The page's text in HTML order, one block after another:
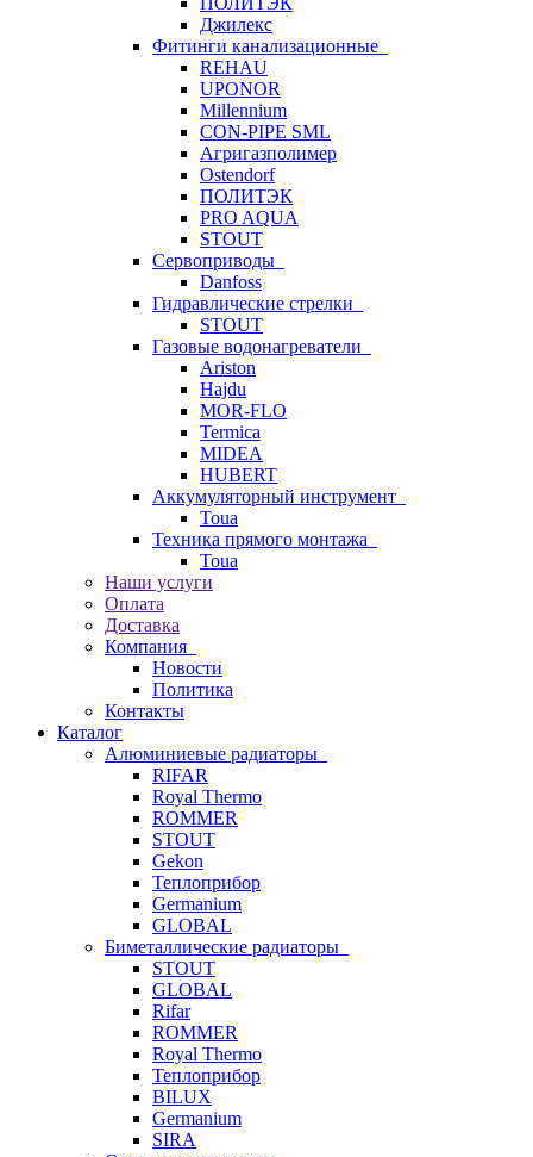
Джилекс
Фитинги канализационные
REHAU
UPONOR
Millennium
CON-PIPE SML
Агригазполимер
Ostendorf
ПОЛИТЭК
PRO AQUA
STOUT
Сервоприводы
Danfoss
Гидравлические стрелки
STOUT
Газовые водонагреватели
Ariston
Hajdu
MOR-FLO
Termica
MIDEA
HUBERT
Аккумуляторный инструмент
Toua
Техника прямого монтажа
Toua
Наши услуги
Оплата
Доставка
Компания
Новости
Политика
Контакты
Каталог
Алюминиевые радиаторы
RIFAR
Royal Thermo
ROMMER
STOUT
Gekon
Теплоприбор
Germanium
GLOBAL
Биметаллические радиаторы
STOUT
GLOBAL
Rifar
ROMMER
Royal Thermo
Теплоприбор
BILUX
Germanium
SIRA